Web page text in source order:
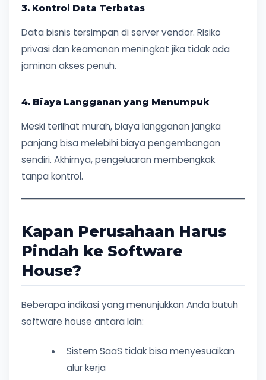
3. Kontrol Data Terbatas
Data bisnis tersimpan di server vendor. Risiko
privasi dan keamanan meningkat jika tidak ada
jaminan akses penuh.
4. Biaya Langganan yang Menumpuk
Meski terlihat murah, biaya langganan jangka
panjang bisa melebihi biaya pengembangan
sendiri. Akhirnya, pengeluaran membengkak
tanpa kontrol.
Kapan Perusahaan Harus
Pindah ke Software
House?
Beberapa indikasi yang menunjukkan Anda butuh
software house antara lain:
Sistem SaaS tidak bisa menyesuaikan
alur kerja